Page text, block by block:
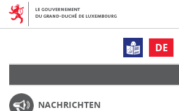
DE
NACHRICHTEN